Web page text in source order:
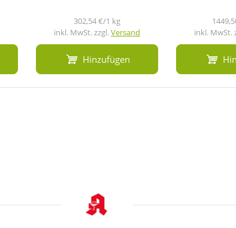
302,54 €/1 kg
inkl. MwSt. zzgl.Versand
Hinzufügen
inkl. MwSt.